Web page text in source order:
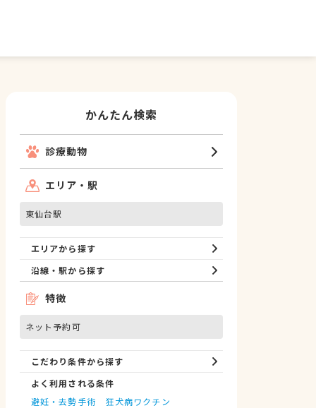
かんたん検索
診療動物
エリア・駅
東仙台駅
エリアから探す
沿線・駅から探す
特徴
ネット予約可
こだわり条件から探す
よく利用される条件
避妊・去勢手術
狂犬病ワクチン